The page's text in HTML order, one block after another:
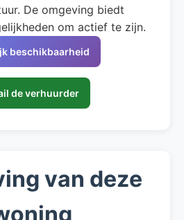
De omgeving biedt
om actief te zijn.
beschikbaarheid
de verhuurder
van deze